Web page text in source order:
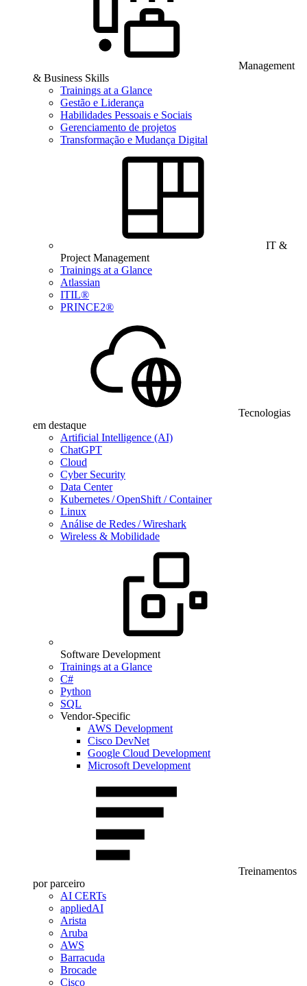
Management
& Business Skills
Trainings at a Glance
Gestão e Liderança
Habilidades Pessoais e Sociais
Gerenciamento de projetos
Transformação e Mudança Digital
IT &
Project Management
Trainings at a Glance
Atlassian
ITIL®
PRINCE2®
Tecnologias
em destaque
Artificial Intelligence (AI)
ChatGPT
Cloud
Cyber Security
Data Center
Kubernetes / OpenShift / Container
Linux
Análise de Redes / Wireshark
Wireless & Mobilidade
Software Development
Trainings at a Glance
C#
Python
SQL
Vendor-Specific
AWS Development
Cisco DevNet
Google Cloud Development
Microsoft Development
Treinamentos
por parceiro
AI CERTs
appliedAI
Arista
Aruba
AWS
Barracuda
Brocade
Cisco